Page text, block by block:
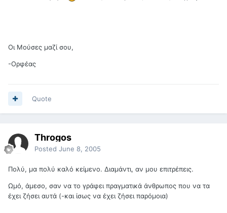
Οι Μούσες μαζί σου,
-Ορφέας
Quote
Throgos
Posted June 8, 2005
Πολύ, μα πολύ καλό κείμενο. Διαμάντι, αν μου επιτρέπεις.
Ωμό, άμεσο, σαν να το γράφει πραγματικά άνθρωπος που να τα
έχει ζήσει αυτά (-και ίσως να έχει ζήσει παρόμοια)